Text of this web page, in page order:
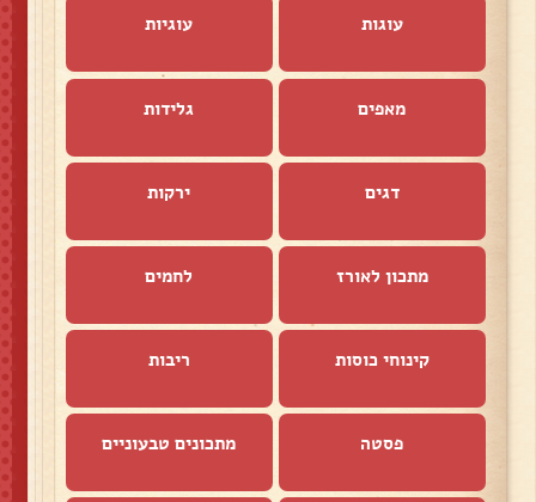
עוגות עוגיות
מאפים גלידות
דגים ירקות
מתכון לאורז לחמים
קינוחי כוסות ריבות
פסטה מתכונים טבעוניים